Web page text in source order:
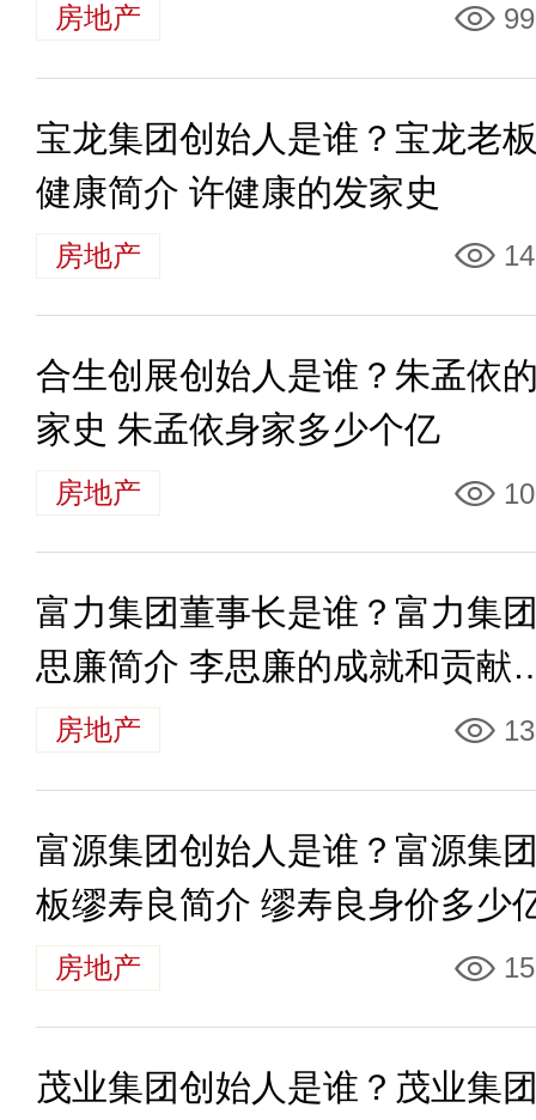
房地产
宝龙集团创始人是谁？宝龙老
健康简介 许健康的发家史
房地产
合生创展创始人是谁？朱孟依
家史 朱孟依身家多少个亿
房地产
富力集团董事长是谁？富力集
思廉简介 李思廉的成就和贡献
哪些
房地产
富源集团创始人是谁？富源集
板缪寿良简介 缪寿良身价多少
房地产
茂业集团创始人是谁？茂业集